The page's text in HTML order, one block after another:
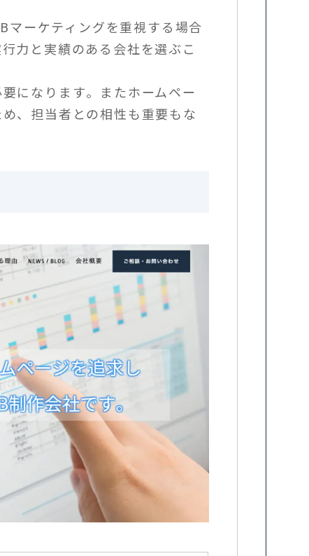
マーケティングを重視する場合
力と実績のある会社を選ぶこ
になります​。またホームペー
、担当者との相性も重要もな